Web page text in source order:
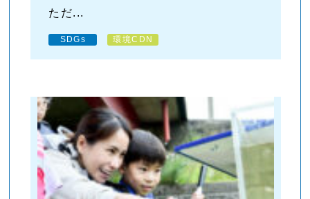
ただ...
SDGs 環境CDN